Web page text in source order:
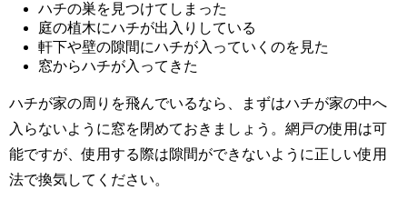
ハチの巣を見つけてしまった
庭の植木にハチが出入りしている
軒下や壁の隙間にハチが入っていくのを見た
窓からハチが入ってきた
ハチが家の周りを飛んでいるなら、まずはハチが家の中へ
入らないように窓を閉めておきましょう。網戸の使用は可
能ですが、使用する際は隙間ができないように正しい使用
法で換気してください。